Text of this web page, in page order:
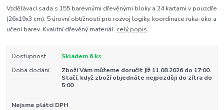
Vzdělávací sada s 155 barevnými dřevěnými bloky a 24 kartami v pouzdře
(26x19x3 cm). 5 úrovní obtížnosti pro rozvoj logiky, koordinace ruka-oko a
učení barev. Kvalitní dřevěný materiál. celý popis
Dostupnost
Skladem 6 ks
Doba dodání
Zboží Vám můžeme doručit již 11.08.2026 do 17:00.
Stačí, když zboží objednáte nejpozději do zítra do
5:00
Nejsme plátci DPH